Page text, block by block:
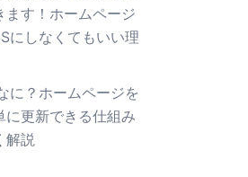
ます！ホームページ
にしなくてもいい理
に？ホームページを
に更新できる仕組み
解説